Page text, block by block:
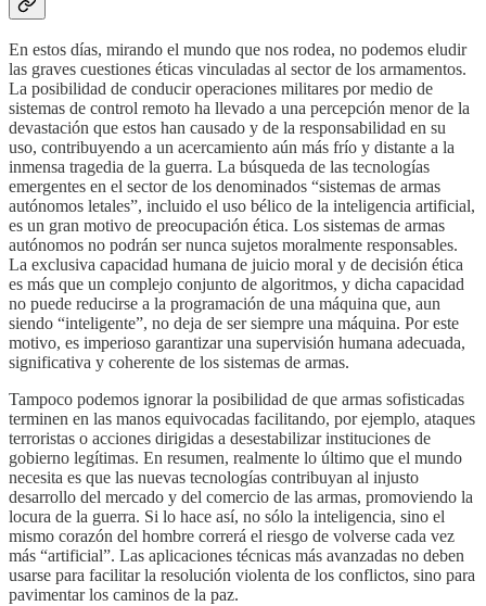
En estos días, mirando el mundo que nos rodea, no podemos eludir
las graves cuestiones éticas vinculadas al sector de los armamentos.
La posibilidad de conducir operaciones militares por medio de
sistemas de control remoto ha llevado a una percepción menor de la
devastación que estos han causado y de la responsabilidad en su
uso, contribuyendo a un acercamiento aún más frío y distante a la
inmensa tragedia de la guerra. La búsqueda de las tecnologías
emergentes en el sector de los denominados “sistemas de armas
autónomos letales”, incluido el uso bélico de la inteligencia artificial,
es un gran motivo de preocupación ética. Los sistemas de armas
autónomos no podrán ser nunca sujetos moralmente responsables.
La exclusiva capacidad humana de juicio moral y de decisión ética
es más que un complejo conjunto de algoritmos, y dicha capacidad
no puede reducirse a la programación de una máquina que, aun
siendo “inteligente”, no deja de ser siempre una máquina. Por este
motivo, es imperioso garantizar una supervisión humana adecuada,
significativa y coherente de los sistemas de armas.
Tampoco podemos ignorar la posibilidad de que armas sofisticadas
terminen en las manos equivocadas facilitando, por ejemplo, ataques
terroristas o acciones dirigidas a desestabilizar instituciones de
gobierno legítimas. En resumen, realmente lo último que el mundo
necesita es que las nuevas tecnologías contribuyan al injusto
desarrollo del mercado y del comercio de las armas, promoviendo la
locura de la guerra. Si lo hace así, no sólo la inteligencia, sino el
mismo corazón del hombre correrá el riesgo de volverse cada vez
más “artificial”. Las aplicaciones técnicas más avanzadas no deben
usarse para facilitar la resolución violenta de los conflictos, sino para
pavimentar los caminos de la paz.